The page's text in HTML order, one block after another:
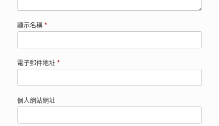
顯示名稱 *
電子郵件地址 *
個人網站網址